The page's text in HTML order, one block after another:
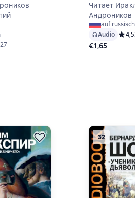
рейтинг 4,6 на основе 27 оценок
27
Читает
Андроников
auf russisch
Audio
4,5
€1,65
32